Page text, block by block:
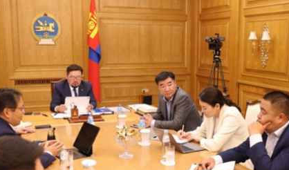
Дундговь аймагт Нарны цахилгаан станц барих ажил үргэлжилж байна